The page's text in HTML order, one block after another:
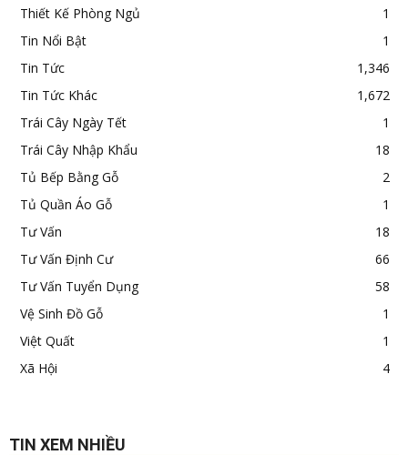
Thiết Kế Phòng Ngủ
1
Tin Nổi Bật
1
Tin Tức
1,346
Tin Tức Khác
1,672
Trái Cây Ngày Tết
1
Trái Cây Nhập Khẩu
18
Tủ Bếp Bằng Gỗ
2
Tủ Quần Áo Gỗ
1
Tư Vấn
18
Tư Vấn Định Cư
66
Tư Vấn Tuyển Dụng
58
Vệ Sinh Đồ Gỗ
1
Việt Quất
1
Xã Hội
4
TIN XEM NHIỀU